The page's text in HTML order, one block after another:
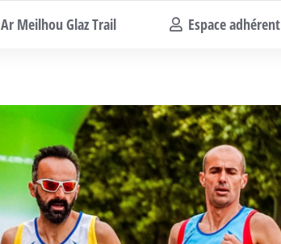
Ar Meilhou Glaz Trail Espace adhérent